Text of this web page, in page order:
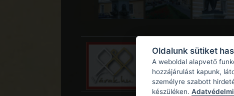
Oldalunk sütiket
A weboldal alapvető
hozzájárulást kapunk,
személyre szabott
készüléken.